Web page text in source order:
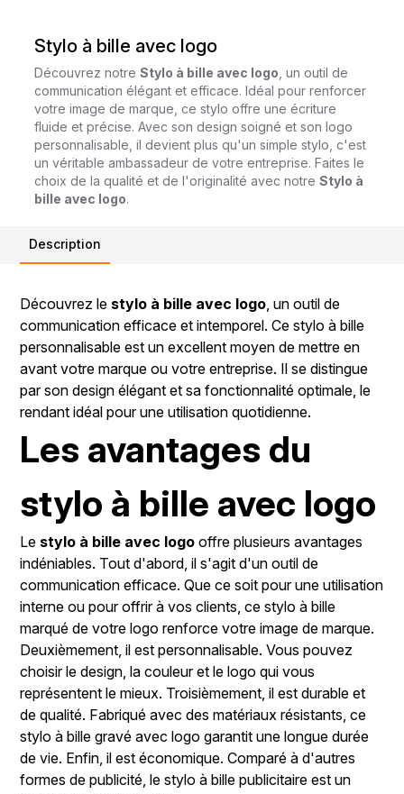
Stylo à bille avec logo
Découvrez notreStylo à bille avec logo , un outil de
communication élégant et efficace. Idéal pour renforcer
votre image de marque, ce stylo offre une écriture
fluide et précise. Avec son design soigné et son logo
personnalisable, il devient plus qu'un simple stylo, c'est
un véritable ambassadeur de votre entreprise. Faites le
choix de la qualité et de l'originalité avec notreStylo à
bille avec logo.
Description
Découvrez le stylo à bille avec logo, un outil de
communication efficace et intemporel. Ce stylo à bille
personnalisable est un excellent moyen de mettre en
avant votre marque ou votre entreprise. Il se distingue
par son design élégant et sa fonctionnalité optimale, le
rendant idéal pour une utilisation quotidienne.
Les avantages du
stylo à bille avec logo
Le stylo à bille avec logo offre plusieurs avantages
indéniables. Tout d'abord, il s'agit d'un outil de
communication efficace. Que ce soit pour une utilisation
interne ou pour offrir à vos clients, ce stylo à bille
marqué de votre logo renforce votre image de marque.
Deuxièmement, il est personnalisable. Vous pouvez
choisir le design, la couleur et le logo qui vous
représentent le mieux. Troisièmement, il est durable et
de qualité. Fabriqué avec des matériaux résistants, ce
stylo à bille gravé avec logo garantit une longue durée
de vie. Enfin, il est économique. Comparé à d'autres
formes de publicité, le stylo à bille publicitaire est un